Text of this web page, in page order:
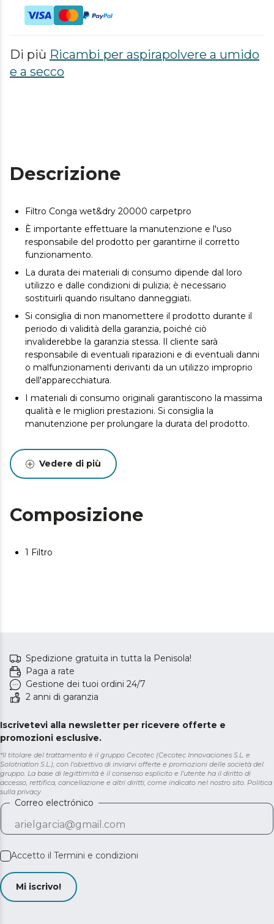
Di più Ricambi per aspirapolvere a umido
e a secco
Descrizione
Filtro Conga wet&dry 20000 carpetpro
È importante effettuare la manutenzione e l'uso
responsabile del prodotto per garantirne il corretto
funzionamento.
La durata dei materiali di consumo dipende dal loro
utilizzo e dalle condizioni di pulizia; è necessario
sostituirli quando risultano danneggiati.
Si consiglia di non manomettere il prodotto durante il
periodo di validità della garanzia, poiché ciò
invaliderebbe la garanzia stessa. Il cliente sarà
responsabile di eventuali riparazioni e di eventuali danni
o malfunzionamenti derivanti da un utilizzo improprio
dell'apparecchiatura.
I materiali di consumo originali garantiscono la massima
qualità e le migliori prestazioni. Si consiglia la
manutenzione per prolungare la durata del prodotto.
Vedere di più
Composizione
1 Filtro
Spedizione gratuita in tutta la Penisola!
Paga a rate
Gestione dei tuoi ordini 24/7
2 anni di garanzia
Iscrivetevi alla newsletter per ricevere offerte e
promozioni esclusive.
*Il titolare del trattamento è il gruppo Cecotec (Cecotec Innovaciones S.L. e
Solotriatlon S.L.), con l'obiettivo di inviarvi offerte e promozioni delle società del
gruppo. La base di legittimità è il consenso esplicito e l'utente ha il diritto di
accesso, rettifica, cancellazione e altri diritti, come indicato nel nostro sito. Politica
sulla privacy
Correo electrónico
Accetto il Termini e condizioni
Mi iscrivo!